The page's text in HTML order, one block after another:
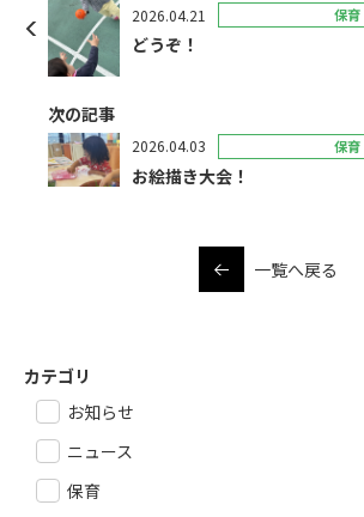
2026.04.21 保育
どうぞ！
次の記事
2026.04.03 保育
お絵描き大会！
一覧へ戻る
カテゴリ
お知らせ
ニュース
保育